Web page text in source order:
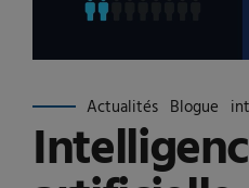
Actualités Blogue